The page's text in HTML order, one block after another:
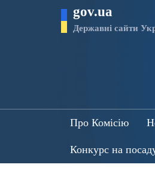
gov.ua
Державні сайти
Про Комісію
Конкурс на